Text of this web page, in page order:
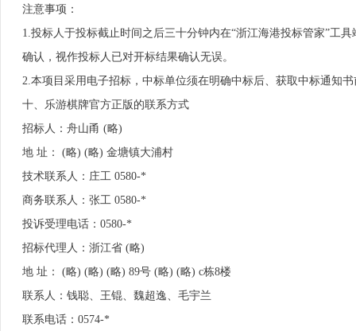
注意事项：
1.投标人于投标截止时间之后三十分钟内在“浙江海港投标管家”
确认，视作投标人已对开标结果确认无误。
2.本项目采用电子招标，中标单位须在明确中标后、获取中标通知
十、乐游棋牌官方正版的联系方式
招标人：舟山甬 (略)
地 址： (略) (略) 金塘镇大浦村
技术联系人：庄工 0580-*
商务联系人：张工 0580-*
投诉受理电话：0580-*
招标代理人：浙江省 (略)
地 址： (略) (略) (略) 89号 (略) (略) c栋8楼
联系人：钱聪、王锟、魏超逸、毛宇兰
联系电话：0574-*